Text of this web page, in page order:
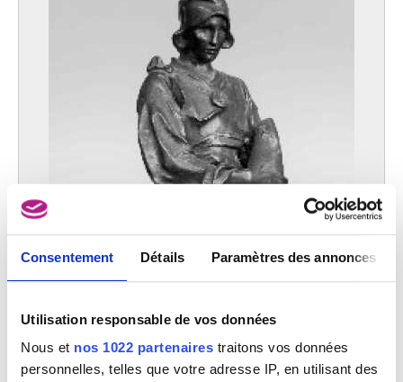
Consentement Détails Paramètres des annonces
Utilisation responsable de vos données
Nous et nos 1022 partenaires traitons vos données
personnelles, telles que votre adresse IP, en utilisant des